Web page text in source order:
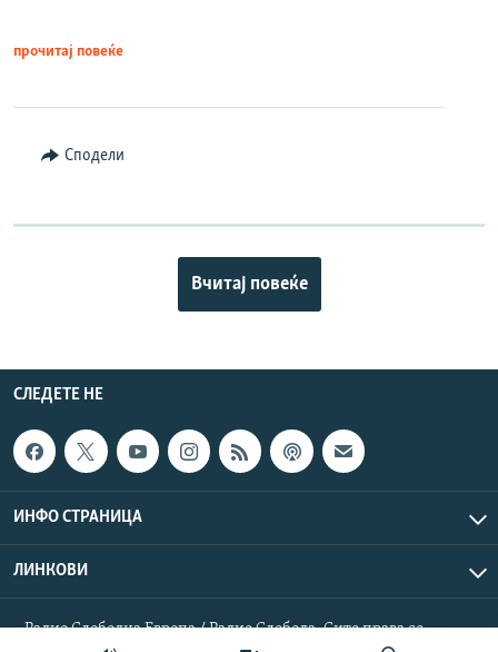
прочитај повеќе
Сподели
Вчитај повеќе
СЛЕДЕТЕ НЕ
ИНФО СТРАНИЦА
ЛИНКОВИ
Радио Слободна Европа / Радио Слобода. Сите права се